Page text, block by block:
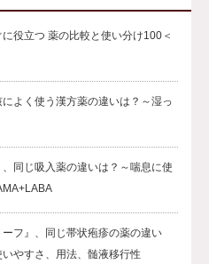
役立つ 薬の比較と使い分け100＜
よく使う漢方薬の違いは？～湿っ
同じ吸入薬の違いは？～喘息に使
ーフ』、同じ帯状疱疹の薬の違い
やすさ、用法、髄液移行性